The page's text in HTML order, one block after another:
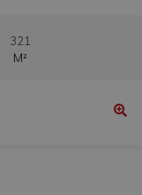
321
M²